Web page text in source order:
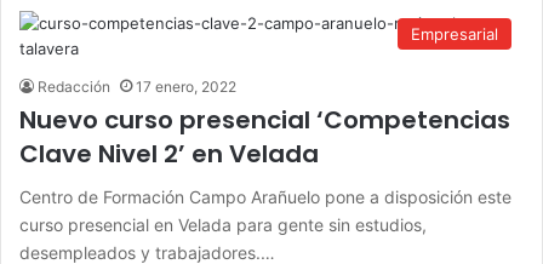
Empresarial
Redacción 17 enero, 2022
Nuevo curso presencial ‘Competencias
Clave Nivel 2’ en Velada
Centro de Formación Campo Arañuelo pone a disposición este
curso presencial en Velada para gente sin estudios,
desempleados y trabajadores.…